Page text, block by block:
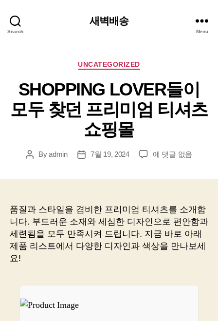
Search
새벽배송
Menu
Categories
UNCATEGORIZED
SHOPPING LOVER들이
모두 찾던 프리미엄 티셔츠
쇼핑몰
PostByadmin
Post7월 19, 2024
SHOPPING
두
찾
던
프
리
에 댓글 없음
품질과 스타일을 겸비한 프리미엄 티셔츠를 소개합
니다. 부드러운 소재와 세심한 디자인으로 편안함과
세련됨을 모두 만족시켜 드립니다. 지금 바로 아래
제품 리스트에서 다양한 디자인과 색상을 만나보세
요!